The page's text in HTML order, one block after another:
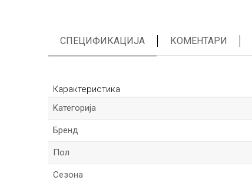
СПЕЦИФИКАЦИЈА КОМЕНТАРИ
Карактеристика
Kатегорија
Бренд
Пол
Сезона